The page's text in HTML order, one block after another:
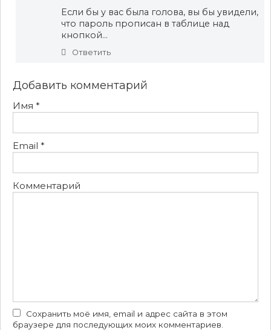
Если бы у вас была голова, вы бы увидели,
что пароль прописан в таблице над
кнопкой…
Ответить
Добавить комментарий
Имя *
Email *
Комментарий
Сохранить моё имя, email и адрес сайта в этом
браузере для последующих моих комментариев.